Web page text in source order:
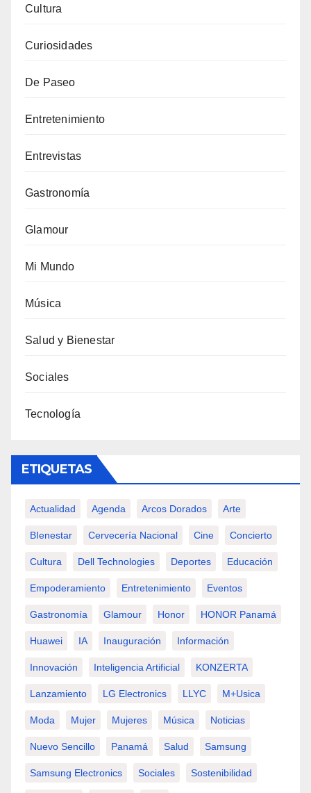
Cultura
Curiosidades
De Paseo
Entretenimiento
Entrevistas
Gastronomía
Glamour
Mi Mundo
Música
Salud y Bienestar
Sociales
Tecnología
ETIQUETAS
Actualidad Agenda Arcos Dorados Arte
BIenestar Cervecería Nacional Cine Concierto
Cultura Dell Technologies Deportes Educación
Empoderamiento Entretenimiento Eventos
Gastronomía Glamour Honor HONOR Panamá
Huawei IA Inauguración Información
Innovación Inteligencia Artificial KONZERTA
Lanzamiento LG Electronics LLYC M+usica
Moda Mujer Mujeres Música Noticias
Nuevo Sencillo Panamá Salud Samsung
Samsung Electronics Sociales Sostenibilidad